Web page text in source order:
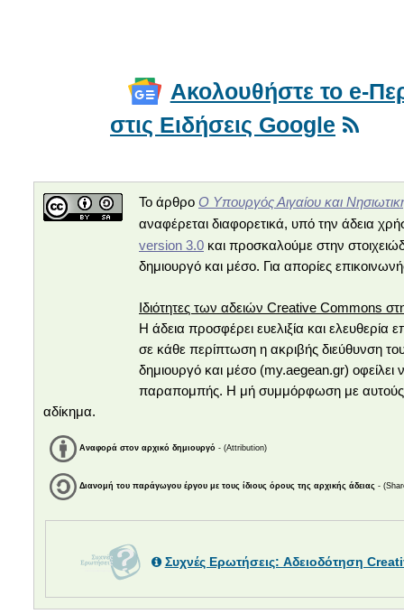
Ακολουθήστε το e-
στις Ειδήσεις Google
Το άρθρο O Υπουργός Αιγαίου και
αναφέρεται διαφορετικά, υπό την άδεια
version 3.0 και προσκαλούμε στην
δημιουργό και μέσο. Για απορίες
Ιδιότητες των αδειών Creative Commons
Η άδεια προσφέρει ευελιξία και
σε κάθε περίπτωση η ακριβής διεύθυνση
δημιουργό και μέσο (my.aegean.gr)
παραπομπής. Η μή συμμόρφωση με αυτούς
αδίκημα.
Αναφορά στον αρχικό δημιουργό - (Attribution)
Διανομή του παράγωγου έργου με τους ίδιους όρους της αρχικής άδειας -
Συχνές Ερωτήσεις: Αδειοδότηση